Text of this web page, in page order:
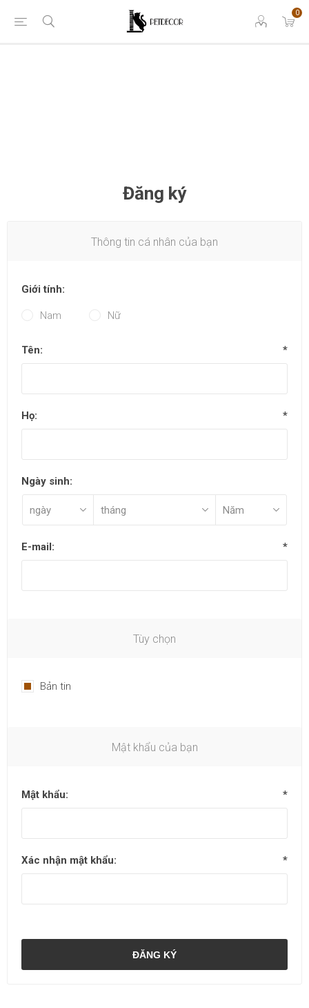
0
Đăng ký
Thông tin cá nhân của bạn
Giới tính:
Nam Nữ
Tên: *
Họ: *
Ngày sinh:
E-mail: *
Tùy chọn
Bản tin
Mật khẩu của bạn
Mật khẩu: *
Xác nhận mật khẩu: *
ĐĂNG KÝ